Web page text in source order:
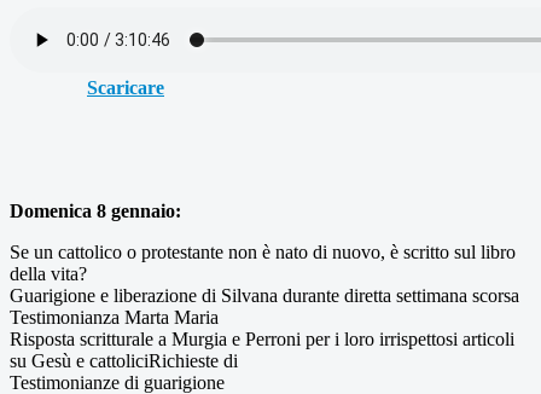
Scaricare
Domenica 8 gennaio:
Se un cattolico o protestante non è nato di nuovo, è scritto sul libro
della vita?
Guarigione e liberazione di Silvana durante diretta settimana scorsa
Testimonianza Marta Maria
Risposta scritturale a Murgia e Perroni per i loro irrispettosi articoli
su Gesù e cattoliciRichieste di
Testimonianze di guarigione